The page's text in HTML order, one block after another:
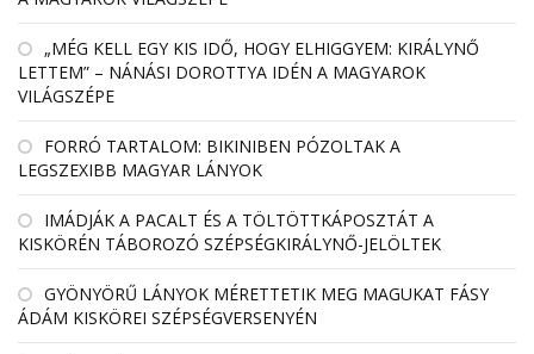
„MÉG KELL EGY KIS IDŐ, HOGY ELHIGGYEM: KIRÁLYNŐ
LETTEM” – NÁNÁSI DOROTTYA IDÉN A MAGYAROK
VILÁGSZÉPE
FORRÓ TARTALOM: BIKINIBEN PÓZOLTAK A
LEGSZEXIBB MAGYAR LÁNYOK
IMÁDJÁK A PACALT ÉS A TÖLTÖTTKÁPOSZTÁT A
KISKÖRÉN TÁBOROZÓ SZÉPSÉGKIRÁLYNŐ-JELÖLTEK
GYÖNYÖRŰ LÁNYOK MÉRETTETIK MEG MAGUKAT FÁSY
ÁDÁM KISKÖREI SZÉPSÉGVERSENYÉN